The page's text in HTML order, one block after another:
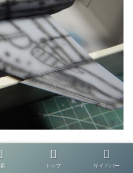
してからパネルラインにフ
トップ サイドバー